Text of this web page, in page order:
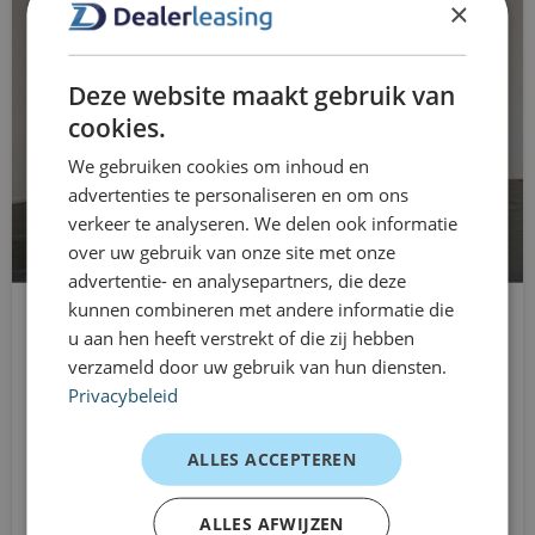
Händlerleasing: Die flexible Lösung
für Sie
Händlerleasing bietet Ihnen maximale Mobilitätsfreiheit.
Sie können den Opel Vivaro L2H1 bereits ab einem Monat
fahren, ohne sich an langfristige Leasingverträge zu
binden. Ideal für den temporären Einsatz, Spitzenzeiten,
als Ersatzfahrzeug oder für die Geschäftserweiterung.
Flexibel, transparent und schnell abgewickelt.
Kundenerlebnisse
Installationsfirma – tägliche Arbeit
„Zusätzlicher Laderaum und trotzdem wendig, ideal für
Logistik – temporärer Einsatz
„Praktischer Bus, schnell organisiert ohne langfristigen
Regensensor
Start/Stop-System
Stoff-/Kunstlederpolsterung
verstellbarer Lenker
Septum vollständig
Mercedes-Benz Vito
L2H1 Doppelkabine
/mnd excl. btw
×
Deze website maakt gebruik van
cookies.
We gebruiken cookies om inhoud en
advertenties te personaliseren en om ons
verkeer te analyseren. We delen ook informatie
over uw gebruik van onze site met onze
advertentie- en analysepartners, die deze
kunnen combineren met andere informatie die
u aan hen heeft verstrekt of die zij hebben
verzameld door uw gebruik van hun diensten.
Privacybeleid
ALLES ACCEPTEREN
ALLES AFWIJZEN